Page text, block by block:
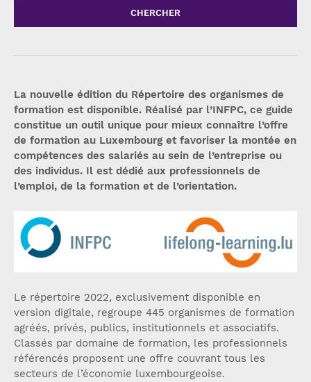
La nouvelle édition du Répertoire des organismes de
formation est disponible. Réalisé par l’INFPC, ce guide
constitue un outil unique pour mieux connaître l’offre
de formation au Luxembourg et favoriser la montée en
compétences des salariés au sein de l’entreprise ou
des individus. Il est dédié aux professionnels de
l’emploi, de la formation et de l’orientation.
Le répertoire 2022, exclusivement disponible en
version digitale, regroupe 445 organismes de formation
agréés, privés, publics, institutionnels et associatifs.
Classés par domaine de formation, les professionnels
référencés proposent une offre couvrant tous les
secteurs de l’économie luxembourgeoise.
CHERCHER